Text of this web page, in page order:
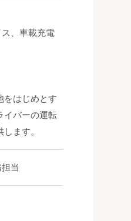
、車載充電
をはじめとす
イバーの運転
ます。
当